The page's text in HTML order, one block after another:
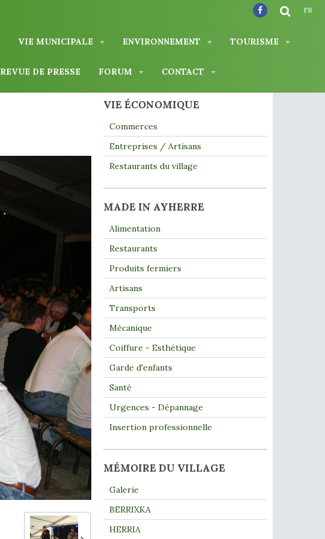
VIE MUNICIPALE ENVIRONNEMENT TOURISME
REVUE DE PRESSE FORUM CONTACT
FR
VIE ÉCONOMIQUE
Commerces
Entreprises / Artisans
Restaurants du village
MADE IN AYHERRE
Alimentation
Restaurants
Produits fermiers
Artisans
Transports
Mécanique
Coiffure - Esthétique
Garde d'enfants
Santé
Urgences - Dépannage
Insertion professionnelle
MÉMOIRE DU VILLAGE
Galerie
BERRIXKA
HERRIA